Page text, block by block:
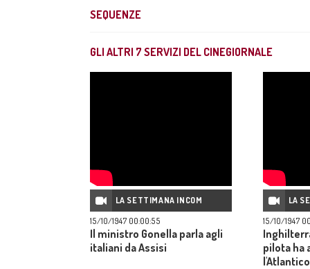
SEQUENZE
GLI ALTRI 7 SERVIZI DEL CINEGIORNALE
LA SETTIMANA INCOM
15/10/1947 00:00:55
Il ministro Gonella parla agli
italiani da Assisi
LA
15/10/1947
pilota ha
l'Atlantico